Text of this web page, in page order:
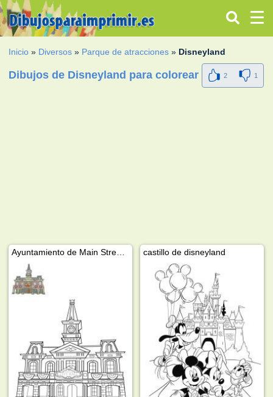
Inicio » Diversos » Parque de atracciones » Disneyland
Dibujos de Disneyland para colorear 2 1
castillo de disneyland